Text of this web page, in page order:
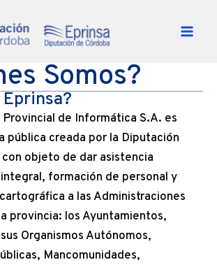
Somos?
Provincial de Informática S.A. es
pública creada por la Diputación
objeto de dar asistencia
formación de personal y
a las Administraciones
provincia: los Ayuntamientos,
Organismos Autónomos,
Mancomunidades,